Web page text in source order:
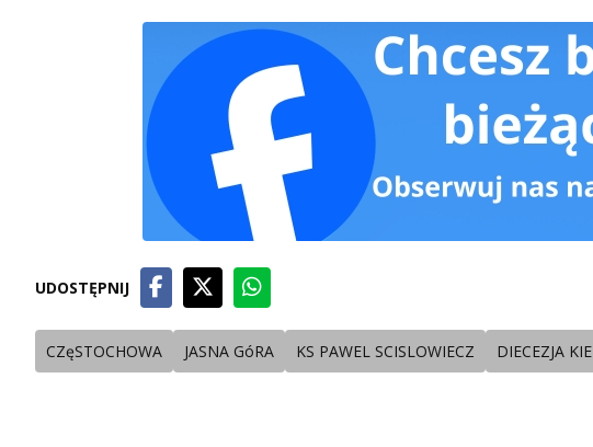
UDOSTĘPNIJ
CZęSTOCHOWA JASNA GóRA KS PAWEL SCISLOWIECZ DIECEZJA